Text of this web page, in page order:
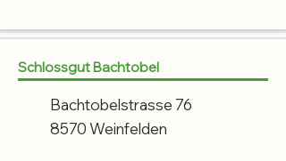
Schlossgut Bachtobel
Bachtobelstrasse 76
8570 Weinfelden